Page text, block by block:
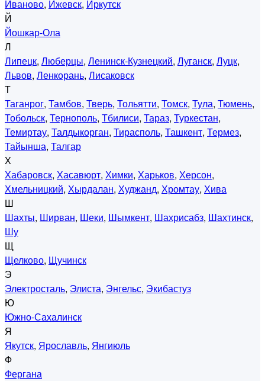
Иваново, Ижевск, Иркутск
Й
Йошкар-Ола
Л
Липецк, Люберцы, Ленинск-Кузнецкий, Луганск, Луцк,
Львов, Ленкорань, Лисаковск
Т
Таганрог, Тамбов, Тверь, Тольятти, Томск, Тула, Тюмень,
Тобольск, Тернополь, Тбилиси, Тараз, Туркестан,
Темиртау, Талдыкорган, Тирасполь, Ташкент, Термез,
Тайынша, Талгар
Х
Хабаровск, Хасавюрт, Химки, Харьков, Херсон,
Хмельницкий, Хырдалан, Худжанд, Хромтау, Хива
Ш
Шахты, Ширван, Шеки, Шымкент, Шахрисабз, Шахтинск,
Шу
Щ
Щелково, Щучинск
Э
Электросталь, Элиста, Энгельс, Экибастуз
Ю
Южно-Сахалинск
Я
Якутск, Ярославль, Янгиюль
Ф
Фергана